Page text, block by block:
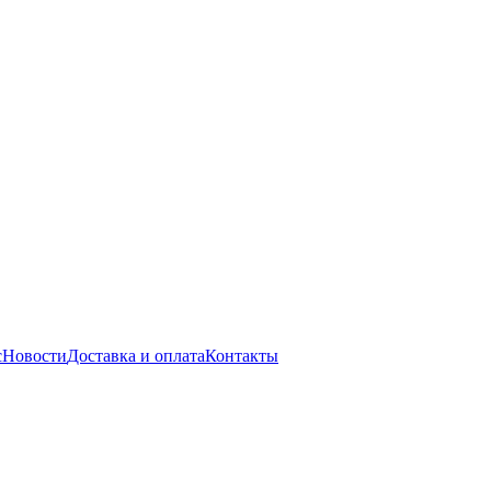
НовостиДоставка и оплатаКонтакты